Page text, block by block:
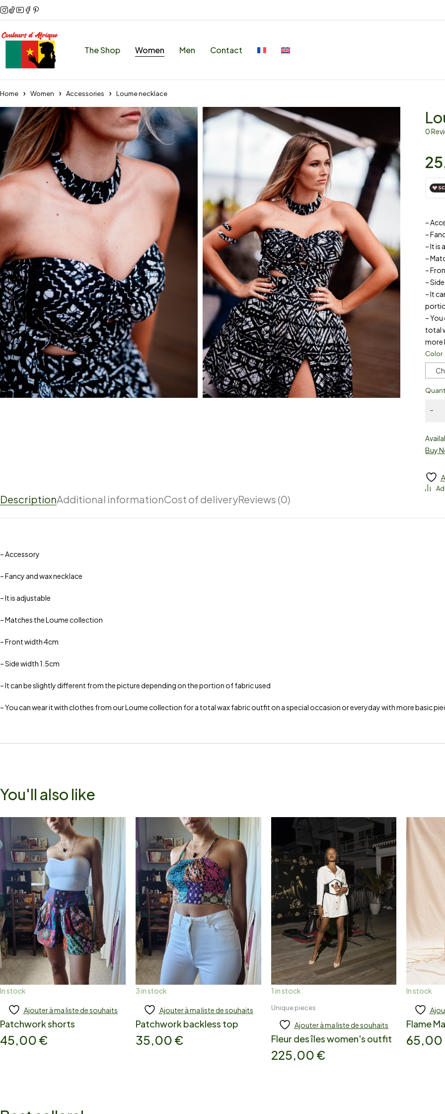
The Shop Women Men Contact
Home Women Accessories Loume necklace
0
–
–
– It is
–
–
–
– It
–
total
more
Color
Buy
DescriptionAdditional informationCost of deliveryReviews (0)
– Accessory
– Fancy and wax necklace
– It is adjustable
– Matches the Loume collection
– Front width 4cm
– Side width 1.5cm
– It can be slightly different from the picture depending on the portion of fabric used
– You can wear it with clothes from our Loume collection for a total wax fabric outfit on a special occasion or everyday with more basic
You'll also like
In stock
Add to cart
Ajouter à ma liste de souhaits
Patchwork shorts
45,00 €
3 in stock
Add to cart
Ajouter à ma liste de souhaits
Patchwork backless top
35,00 €
1 in stock
Add to cart
Unique pieces
Ajouter à ma liste de souhaits
Fleur des îles women's outfit
225,00 €
In stock
Flame
65,00